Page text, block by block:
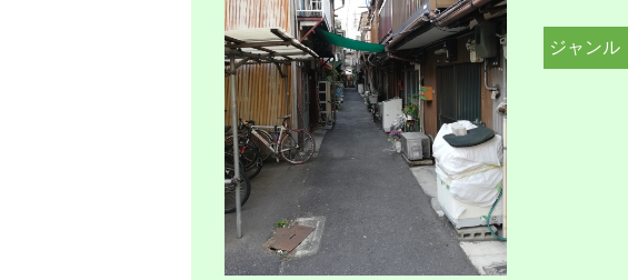
ジャンル